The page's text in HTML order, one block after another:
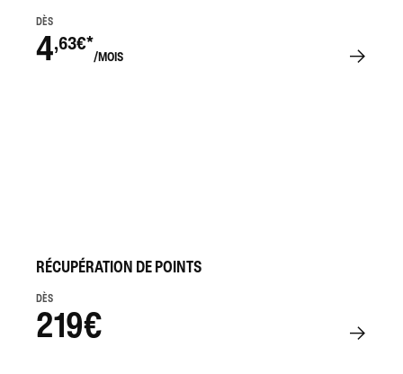
DÈS
4,63€*
/MOIS
RÉCUPÉRATION DE POINTS
DÈS
219€